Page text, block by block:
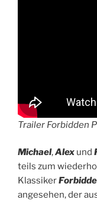
Trailer Forbidden
Michael,Alex und
teils zum
Klassiker
angesehen, der